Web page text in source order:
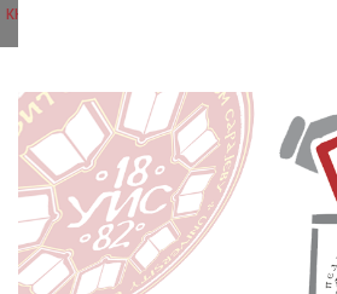
књижевности (Србистика), кандидат